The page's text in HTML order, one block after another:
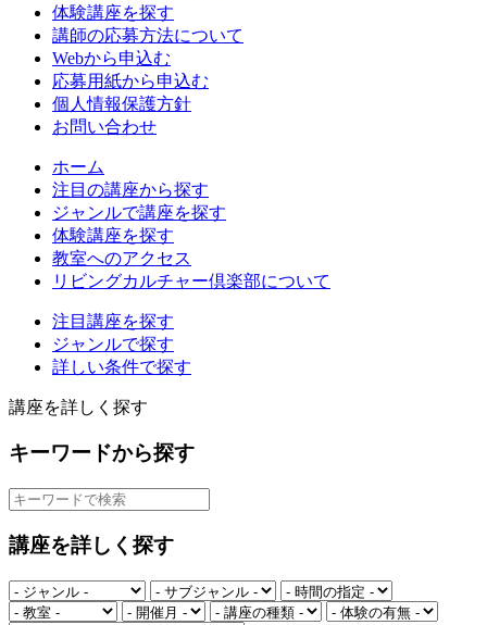
体験講座を探す
講師の応募方法について
Webから申込む
応募用紙から申込む
個人情報保護方針
お問い合わせ
ホーム
注目の講座から探す
ジャンルで講座を探す
体験講座を探す
教室へのアクセス
リビングカルチャー倶楽部について
注目講座を探す
ジャンルで探す
詳しい条件で探す
講座を詳しく探す
キーワードから探す
講座を詳しく探す